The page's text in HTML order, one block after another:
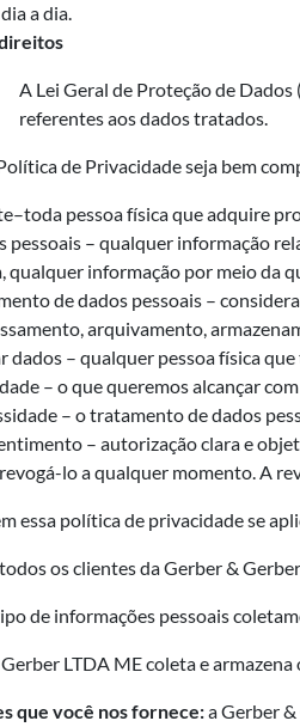
dia a dia.
A Lei Geral de Proteção de
referentes aos dados tratados.
de Privacidade seja bem
pessoa física que adquire
pessoais – qualquer informação
qualquer informação por meio da
de dados pessoais –
arquivamento,
dados – qualquer pessoa física
– o que queremos alcançar
– o tratamento de dados
– autorização clara e
lo a qualquer momento. A
essa política de privacidade se
os clientes da Gerber &
de informações pessoais
LTDA ME coleta e
que você nos fornece:a Gerber